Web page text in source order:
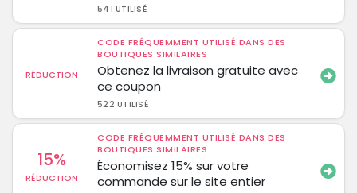
541 UTILISÉ
RÉDUCTION
CODE FRÉQUEMMENT UTILISÉ DANS DES
BOUTIQUES SIMILAIRES
Obtenez la livraison gratuite avec
ce coupon
522 UTILISÉ
15%
RÉDUCTION
CODE FRÉQUEMMENT UTILISÉ DANS DES
BOUTIQUES SIMILAIRES
Économisez 15% sur votre
commande sur le site entier